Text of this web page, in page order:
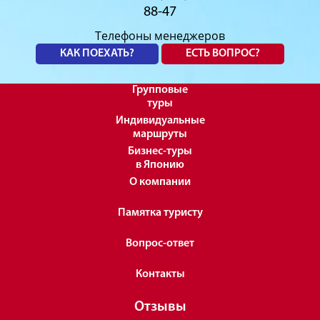
88-47
Телефоны менеджеров
КАК ПОЕХАТЬ? ЕСТЬ ВОПРОС?
Групповые
туры
Индивидуальные
маршруты
Бизнес-туры
в Японию
О компании
Памятка туристу
Вопрос-ответ
Контакты
Отзывы